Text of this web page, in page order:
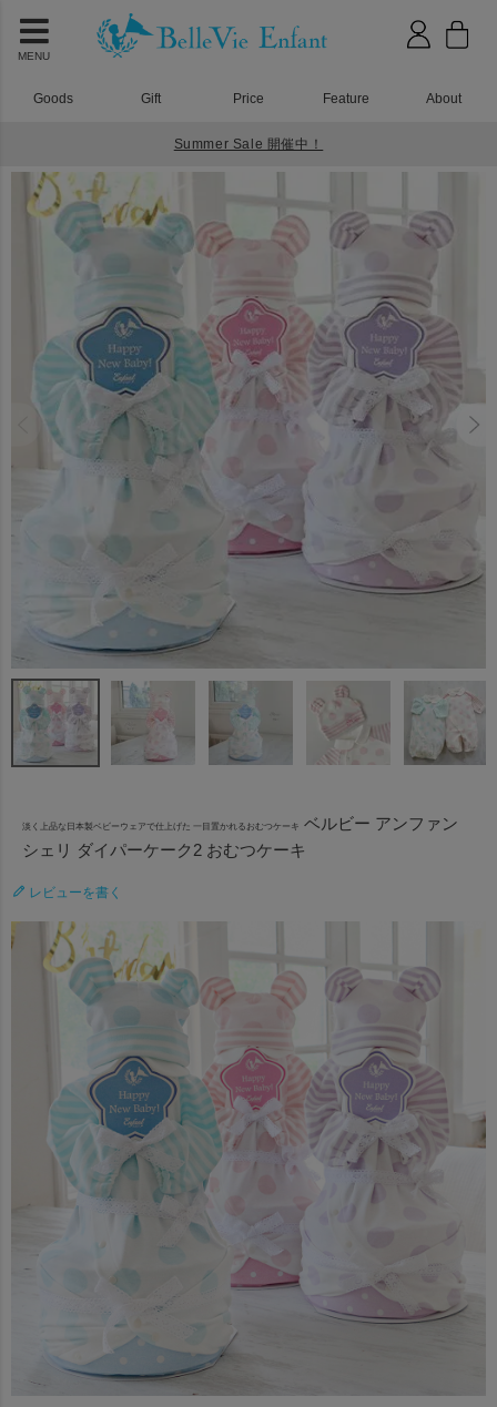
MENU
Goods Gift Price Feature About
Summer Sale 開催中！
ベルビー アンファン シェリ ダイパーケーク2 おむつケーキ
淡く上品な日本製ベビーウェアで仕上げた 一目置かれるおむつケーキ ベルビー アンファン
シェリ ダイパーケーク2 おむつケーキ
レビューを書く